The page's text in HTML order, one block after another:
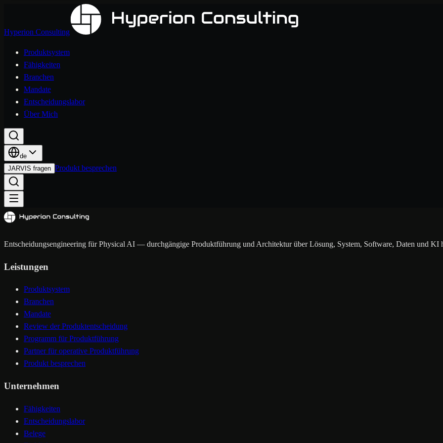
Hyperion Consulting
Produktsystem
Fähigkeiten
Branchen
Mandate
Entscheidungslabor
Über Mich
de
JARVIS fragen Produkt besprechen
Entscheidungsengineering für Physical AI — durchgängige Produktführung und Architektur über Lösung, System, Software, Daten und KI
Leistungen
Produktsystem
Branchen
Mandate
Review der Produktentscheidung
Programm für Produktführung
Partner für operative Produktführung
Produkt besprechen
Unternehmen
Fähigkeiten
Entscheidungslabor
Belege